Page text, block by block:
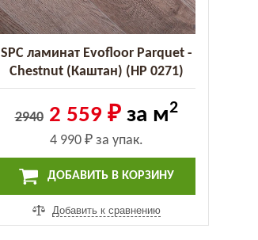
SPC ламинат Evofloor Parquet -
Chestnut (Каштан) (HP 0271)
2940 2 559 ₽за м2
4 990 ₽за упак.
ДОБАВИТЬ В КОРЗИНУ
Добавить к сравнению